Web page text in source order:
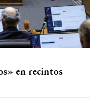
en recintos